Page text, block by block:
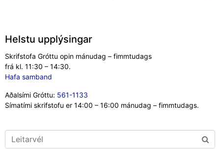
Helstu upplýsingar
Skrifstofa Gróttu opin mánudag – fimmtudags
frá kl. 11:30 – 14:30.
Hafa samband
Aðalsími Gróttu: 561-1133
Símatími skrifstofu er 14:00 – 16:00 mánudag – fimmtudags.